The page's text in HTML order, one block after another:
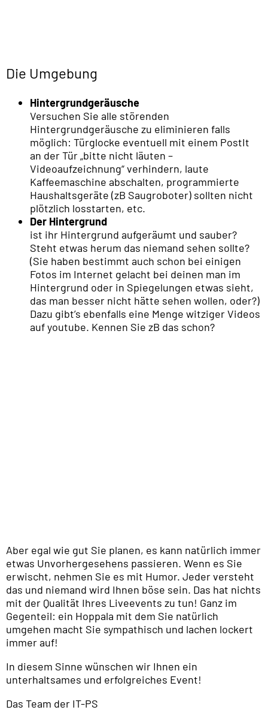
Die Umgebung
Hintergrundgeräusche
Versuchen Sie alle störenden
Hintergrundgeräusche zu eliminieren falls
möglich: Türglocke eventuell mit einem PostIt
an der Tür „bitte nicht läuten –
Videoaufzeichnung“ verhindern, laute
Kaffeemaschine abschalten, programmierte
Haushaltsgeräte (zB Saugroboter) sollten nicht
plötzlich losstarten, etc.
Der Hintergrund
ist ihr Hintergrund aufgeräumt und sauber?
Steht etwas herum das niemand sehen sollte?
(Sie haben bestimmt auch schon bei einigen
Fotos im Internet gelacht bei deinen man im
Hintergrund oder in Spiegelungen etwas sieht,
das man besser nicht hätte sehen wollen, oder?)
Dazu gibt’s ebenfalls eine Menge witziger Videos
auf youtube. Kennen Sie zB das schon?
Aber egal wie gut Sie planen, es kann natürlich immer
etwas Unvorhergesehens passieren. Wenn es Sie
erwischt, nehmen Sie es mit Humor. Jeder versteht
das und niemand wird Ihnen böse sein. Das hat nichts
mit der Qualität Ihres Liveevents zu tun! Ganz im
Gegenteil: ein Hoppala mit dem Sie natürlich
umgehen macht Sie sympathisch und lachen lockert
immer auf!
In diesem Sinne wünschen wir Ihnen ein
unterhaltsames und erfolgreiches Event!
Das Team der IT-PS